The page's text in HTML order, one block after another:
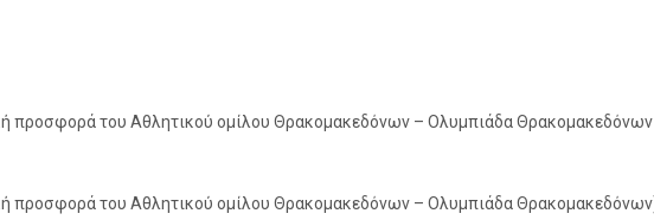
προσφορά του Αθλητικού ομίλου Θρακομακεδόνων – Ολυμπιάδα Θρακομακεδόνων
προσφορά του Αθλητικού ομίλου Θρακομακεδόνων – Ολυμπιάδα